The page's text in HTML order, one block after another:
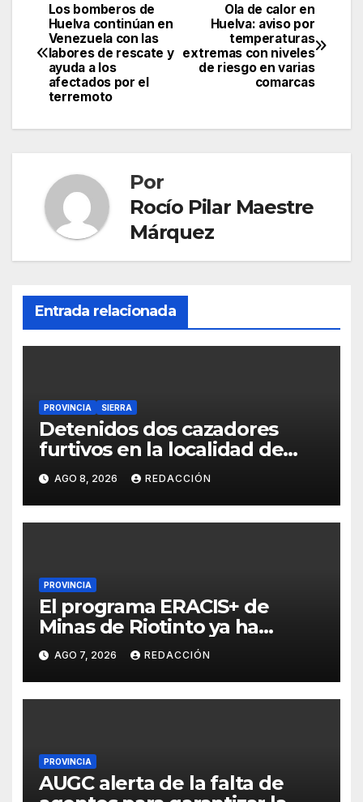
Navegación
de
entradas
Ola de calor en
Huelva: aviso por
temperaturas
extremas con niveles
de riesgo en varias
comarcas
Los bomberos de
Huelva continúan en
Venezuela con las
labores de rescate y
ayuda a los
afectados por el
terremoto
Por
Rocío Pilar Maestre
Márquez
Entrada relacionada
PROVINCIA SIERRA
Detenidos dos cazadores
furtivos en la localidad de
AGO 8, 2026 REDACCIÓN
PROVINCIA
El programa ERACIS+ de
Minas de Riotinto ya ha
abierto más de 60 itinerarios
sociolaborales en la barriada
Alto de la Mesa
AGO 7, 2026 REDACCIÓN
PROVINCIA
AUGC alerta de la falta de